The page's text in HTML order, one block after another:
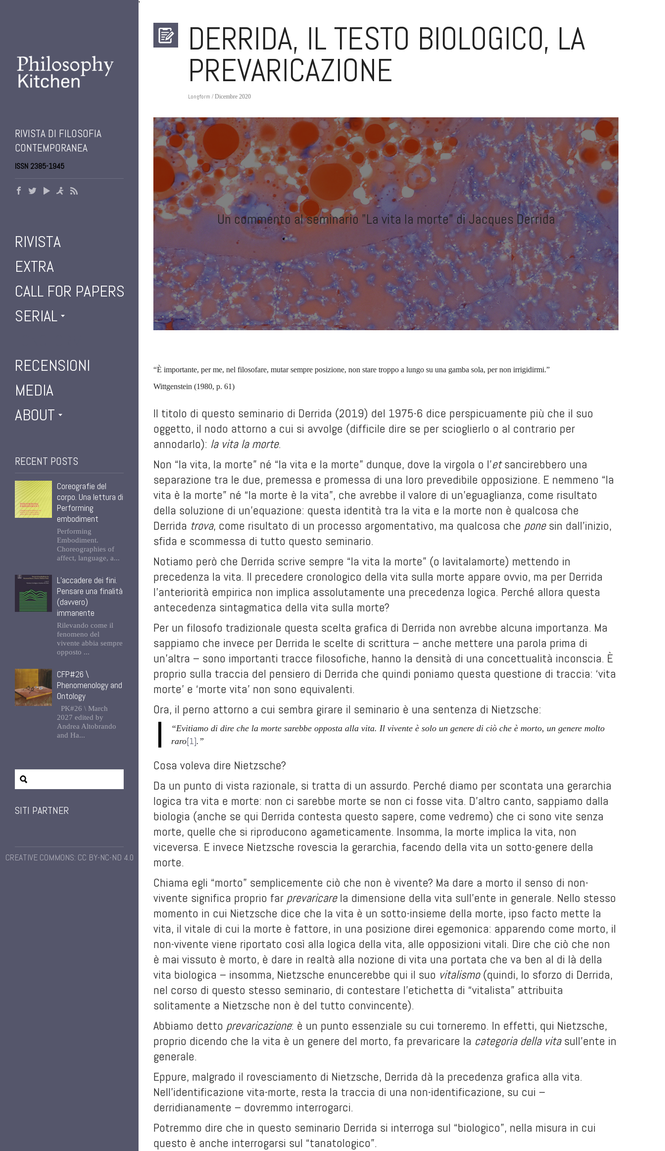
'
RIVISTA DI FILOSOFIA
CONTEMPORANEA
ISSN 2385-1945
RIVISTA
EXTRA
CALL FOR PAPERS
SERIAL
RECENSIONI
MEDIA
ABOUT
RECENT POSTS
Coreografie del
corpo. Una lettura di
Performing
embodiment
Performing
Embodiment.
Choreographies of
affect, language, a...
L’accadere dei fini.
Pensare una finalità
(davvero)
immanente
Rilevando come il
fenomeno del
vivente abbia sempre
opposto ...
CFP#26 \
Phenomenology and
Ontology
PK#26 \ March
2027 edited by
Andrea Altobrando
and Ha...
SITI PARTNER
CREATIVE COMMONS: CC BY-NC-ND 4.0
DERRIDA, IL TESTO BIOLOGICO, LA
PREVARICAZIONE
Longform / Dicembre 2020
Un commento al seminario "La vita la morte" di Jacques Derrida
“È importante, per me, nel filosofare, mutar sempre posizione, non stare troppo a lungo su una gamba sola, per non irrigidirmi.”
Wittgenstein (1980, p. 61)
Il titolo di questo seminario di Derrida (2019) del 1975-6 dice perspicuamente più che il suo
oggetto, il nodo attorno a cui si avvolge (difficile dire se per scioglierlo o al contrario per
annodarlo): la vita la morte.
Non “la vita, la morte” né “la vita e la morte” dunque, dove la virgola o l’etsancirebbero una
separazione tra le due, premessa e promessa di una loro prevedibile opposizione. E nemmeno “la
vita è la morte” né “la morte è la vita”, che avrebbe il valore di un’eguaglianza, come risultato
della soluzione di un’equazione: questa identità tra la vita e la morte non è qualcosa che
Derrida trova, come risultato di un processo argomentativo, ma qualcosa che ponesin dall’inizio,
sfida e scommessa di tutto questo seminario.
Notiamo però che Derrida scrive sempre “la vita la morte” (o lavitalamorte) mettendo in
precedenza la vita. Il precedere cronologico della vita sulla morte appare ovvio, ma per Derrida
l’anteriorità empirica non implica assolutamente una precedenza logica. Perché allora questa
antecedenza sintagmatica della vita sulla morte?
Per un filosofo tradizionale questa scelta grafica di Derrida non avrebbe alcuna importanza. Ma
sappiamo che invece per Derrida le scelte di scrittura – anche mettere una parola prima di
un’altra – sono importanti tracce filosofiche, hanno la densità di una concettualità inconscia. È
proprio sulla traccia del pensiero di Derrida che quindi poniamo questa questione di traccia: ‘vita
morte’ e ‘morte vita’ non sono equivalenti.
Ora, il perno attorno a cui sembra girare il seminario è una sentenza di Nietzsche:
“Evitiamo di dire che la morte sarebbe opposta alla vita. Il vivente è solo un genere di ciò che è morto, un genere molto
raro[1].”
Cosa voleva dire Nietzsche?
Da un punto di vista razionale, si tratta di un assurdo. Perché diamo per scontata una gerarchia
logica tra vita e morte: non ci sarebbe morte se non ci fosse vita. D’altro canto, sappiamo dalla
biologia (anche se qui Derrida contesta questo sapere, come vedremo) che ci sono vite senza
morte, quelle che si riproducono agameticamente. Insomma, la morte implica la vita, non
viceversa. E invece Nietzsche rovescia la gerarchia, facendo della vita un sotto-genere della
morte.
Chiama egli “morto” semplicemente ciò che non è vivente? Ma dare a morto il senso di non-
vivente significa proprio far prevaricarela dimensione della vita sull’ente in generale. Nello stesso
momento in cui Nietzsche dice che la vita è un sotto-insieme della morte, ipso facto mette la
vita, il vitale di cui la morte è fattore, in una posizione direi egemonica: apparendo come morto, il
non-vivente viene riportato così alla logica della vita, alle opposizioni vitali. Dire che ciò che non
è mai vissuto è morto, è dare in realtà alla nozione di vita una portata che va ben al di là della
vita biologica – insomma, Nietzsche enuncerebbe qui il suo vitalismo(quindi, lo sforzo di Derrida,
nel corso di questo stesso seminario, di contestare l’etichetta di “vitalista” attribuita
solitamente a Nietzsche non è del tutto convincente).
Abbiamo detto prevaricazione: è un punto essenziale su cui torneremo. In effetti, qui Nietzsche,
proprio dicendo che la vita è un genere del morto, fa prevaricare la categoria della vitasull’ente in
generale.
Eppure, malgrado il rovesciamento di Nietzsche, Derrida dà la precedenza grafica alla vita.
Nell’identificazione vita-morte, resta la traccia di una non-identificazione, su cui –
derridianamente – dovremmo interrogarci.
Potremmo dire che in questo seminario Derrida si interroga sul “biologico”, nella misura in cui
questo è anche interrogarsi sul “tanatologico”.